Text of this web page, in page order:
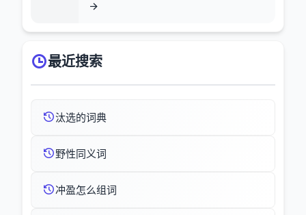
最近搜索
汰选的词典
野性同义词
冲盈怎么组词